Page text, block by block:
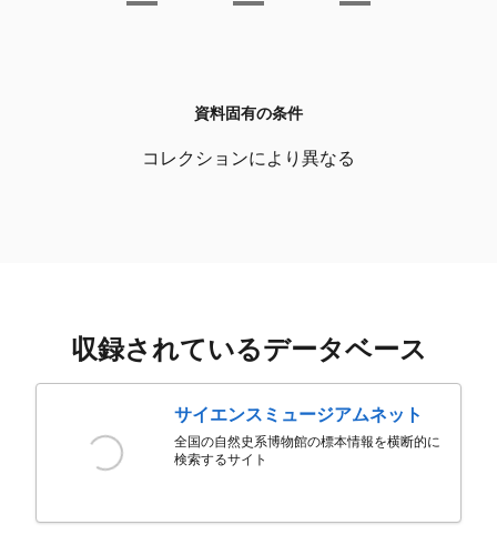
資料固有の条件
コレクションにより異なる
収録されているデータベース
サイエンスミュージアムネット
全国の自然史系博物館の標本情報を横断的に
検索するサイト